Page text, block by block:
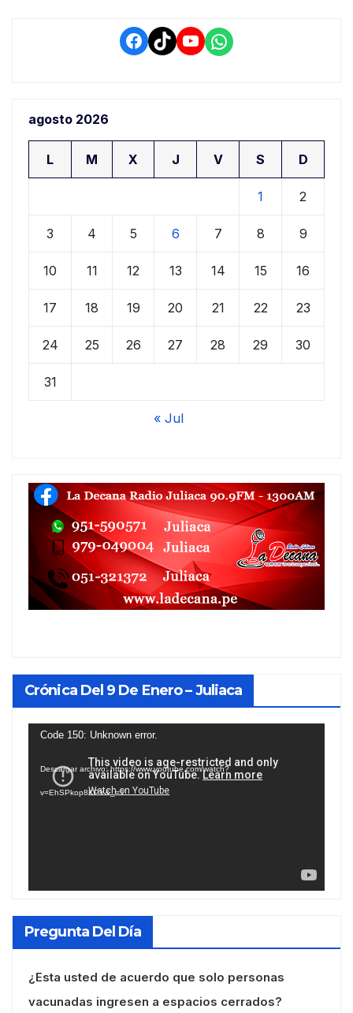
Facebook
TikTokYouTube
WhatsApp
agosto 2026
L M X J V S D
1 2
3 4 5 6 7 8 9
10 11 12 13 14 15 16
17 18 19 20 21 22 23
24 25 26 27 28 29 30
31
« Jul
Crónica Del 9 De Enero – Juliaca
Reproductor
vídeo
Code 150: Unknown error.
Descargar archivo: https://www.youtube.com/watch?
v=EhSPkop8KPY&_=1
Pregunta Del Día
¿Esta usted de acuerdo que solo personas
vacunadas ingresen a espacios cerrados?